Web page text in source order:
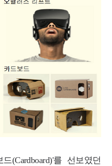
(Cardboard)'를 선보였던